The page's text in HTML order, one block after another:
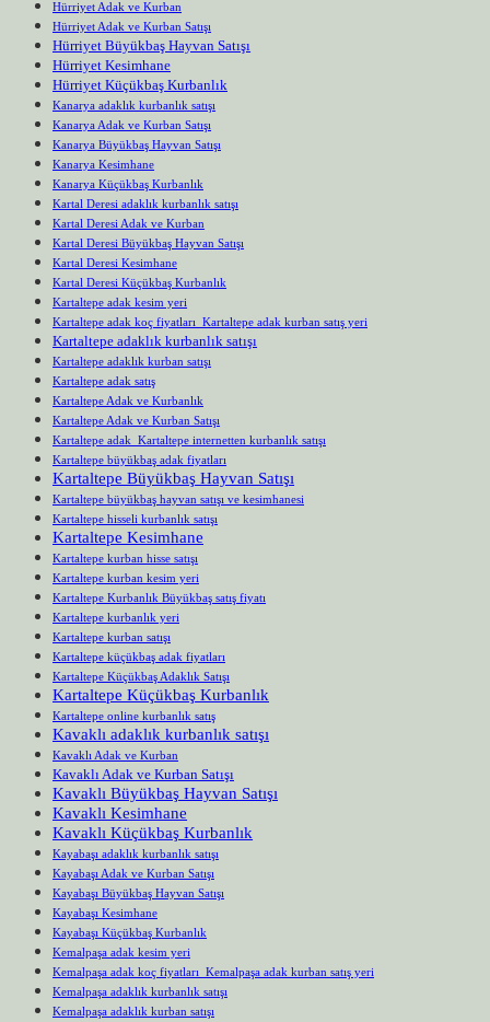
Hürriyet Adak ve Kurban
Hürriyet Adak ve Kurban Satışı
Hürriyet Büyükbaş Hayvan Satışı
Hürriyet Kesimhane
Hürriyet Küçükbaş Kurbanlık
Kanarya adaklık kurbanlık satışı
Kanarya Adak ve Kurban Satışı
Kanarya Büyükbaş Hayvan Satışı
Kanarya Kesimhane
Kanarya Küçükbaş Kurbanlık
Kartal Deresi adaklık kurbanlık satışı
Kartal Deresi Adak ve Kurban
Kartal Deresi Büyükbaş Hayvan Satışı
Kartal Deresi Kesimhane
Kartal Deresi Küçükbaş Kurbanlık
Kartaltepe adak kesim yeri
Kartaltepe adak koç fiyatları Kartaltepe adak kurban satış yeri
Kartaltepe adaklık kurbanlık satışı
Kartaltepe adaklık kurban satışı
Kartaltepe adak satış
Kartaltepe Adak ve Kurbanlık
Kartaltepe Adak ve Kurban Satışı
Kartaltepe adak Kartaltepe internetten kurbanlık satışı
Kartaltepe büyükbaş adak fiyatları
Kartaltepe Büyükbaş Hayvan Satışı
Kartaltepe büyükbaş hayvan satışı ve kesimhanesi
Kartaltepe hisseli kurbanlık satışı
Kartaltepe Kesimhane
Kartaltepe kurban hisse satışı
Kartaltepe kurban kesim yeri
Kartaltepe Kurbanlık Büyükbaş satış fiyatı
Kartaltepe kurbanlık yeri
Kartaltepe kurban satışı
Kartaltepe küçükbaş adak fiyatları
Kartaltepe Küçükbaş Adaklık Satışı
Kartaltepe Küçükbaş Kurbanlık
Kartaltepe online kurbanlık satış
Kavaklı adaklık kurbanlık satışı
Kavaklı Adak ve Kurban
Kavaklı Adak ve Kurban Satışı
Kavaklı Büyükbaş Hayvan Satışı
Kavaklı Kesimhane
Kavaklı Küçükbaş Kurbanlık
Kayabaşı adaklık kurbanlık satışı
Kayabaşı Adak ve Kurban Satışı
Kayabaşı Büyükbaş Hayvan Satışı
Kayabaşı Kesimhane
Kayabaşı Küçükbaş Kurbanlık
Kemalpaşa adak kesim yeri
Kemalpaşa adak koç fiyatları Kemalpaşa adak kurban satış yeri
Kemalpaşa adaklık kurbanlık satışı
Kemalpaşa adaklık kurban satışı